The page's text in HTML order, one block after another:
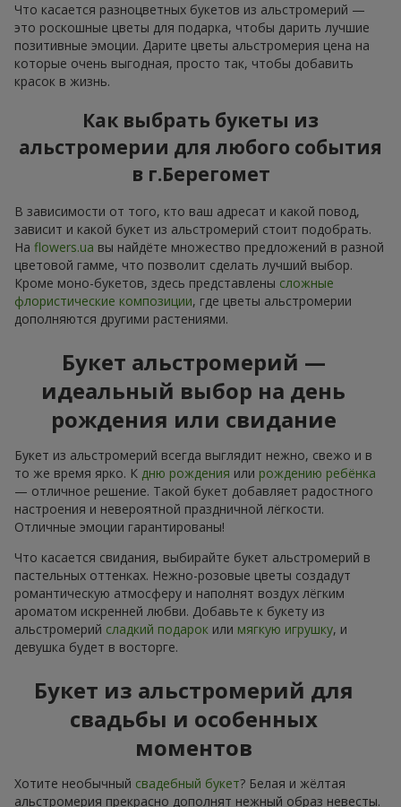
Что касается разноцветных букетов из альстромерий —
это роскошные цветы для подарка, чтобы дарить лучшие
позитивные эмоции. Дарите цветы альстромерия цена на
которые очень выгодная, просто так, чтобы добавить
красок в жизнь.
Как выбрать букеты из
альстромерии для любого события
в г.Берегомет
В зависимости от того, кто ваш адресат и какой повод,
зависит и какой букет из альстромерий стоит подобрать.
На flowers.ua вы найдёте множество предложений в разной
цветовой гамме, что позволит сделать лучший выбор.
Кроме моно-букетов, здесь представлены сложные
флористические композиции, где цветы альстромерии
дополняются другими растениями.
Букет альстромерий —
идеальный выбор на день
рождения или свидание
Букет из альстромерий всегда выглядит нежно, свежо и в
то же время ярко. К дню рождения или рождению ребёнка
— отличное решение. Такой букет добавляет радостного
настроения и невероятной праздничной лёгкости.
Отличные эмоции гарантированы!
Что касается свидания, выбирайте букет альстромерий в
пастельных оттенках. Нежно-розовые цветы создадут
романтическую атмосферу и наполнят воздух лёгким
ароматом искренней любви. Добавьте к букету из
альстромерий сладкий подарок или мягкую игрушку, и
девушка будет в восторге.
Букет из альстромерий для
свадьбы и особенных
моментов
Хотите необычный свадебный букет? Белая и жёлтая
альстромерия прекрасно дополнят нежный образ невесты.